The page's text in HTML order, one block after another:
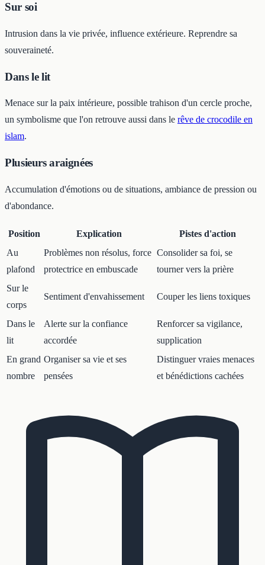
Sur soi
Intrusion dans la vie privée, influence extérieure. Reprendre sa
souveraineté.
Dans le lit
Menace sur la paix intérieure, possible trahison d'un cercle proche,
un symbolisme que l'on retrouve aussi dans le rêve de crocodile en
islam.
Plusieurs araignées
Accumulation d'émotions ou de situations, ambiance de pression ou
d'abondance.
Position Explication
Pistes d'action
Au
plafond
Problèmes non résolus, force
protectrice en embuscade
Consolider sa foi, se
tourner vers la prière
Sur le
corps
Sentiment d'envahissement Couper les liens toxiques
Dans le
lit
Alerte sur la confiance
accordée
Renforcer sa vigilance,
supplication
En grand
nombre
Organiser sa vie et ses
pensées
Distinguer vraies menaces
et bénédictions cachées